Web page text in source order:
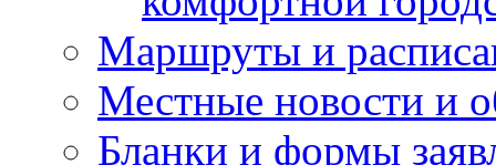
Маршруты и
Местные новости и
Бланки и формы